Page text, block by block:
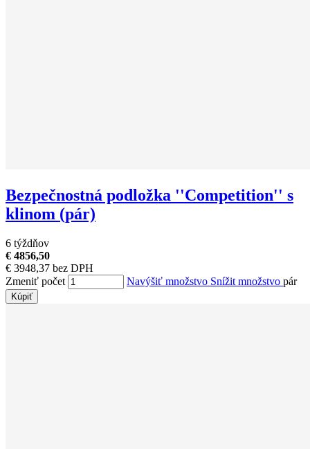
Bezpečnostná podložka ''Competition'' s
klinom (pár)
6 týždňov
€ 4856,50
€ 3948,37 bez DPH
Zmeniť počet
Navýšiť množstvo Snížit množstvo pár
Kúpiť